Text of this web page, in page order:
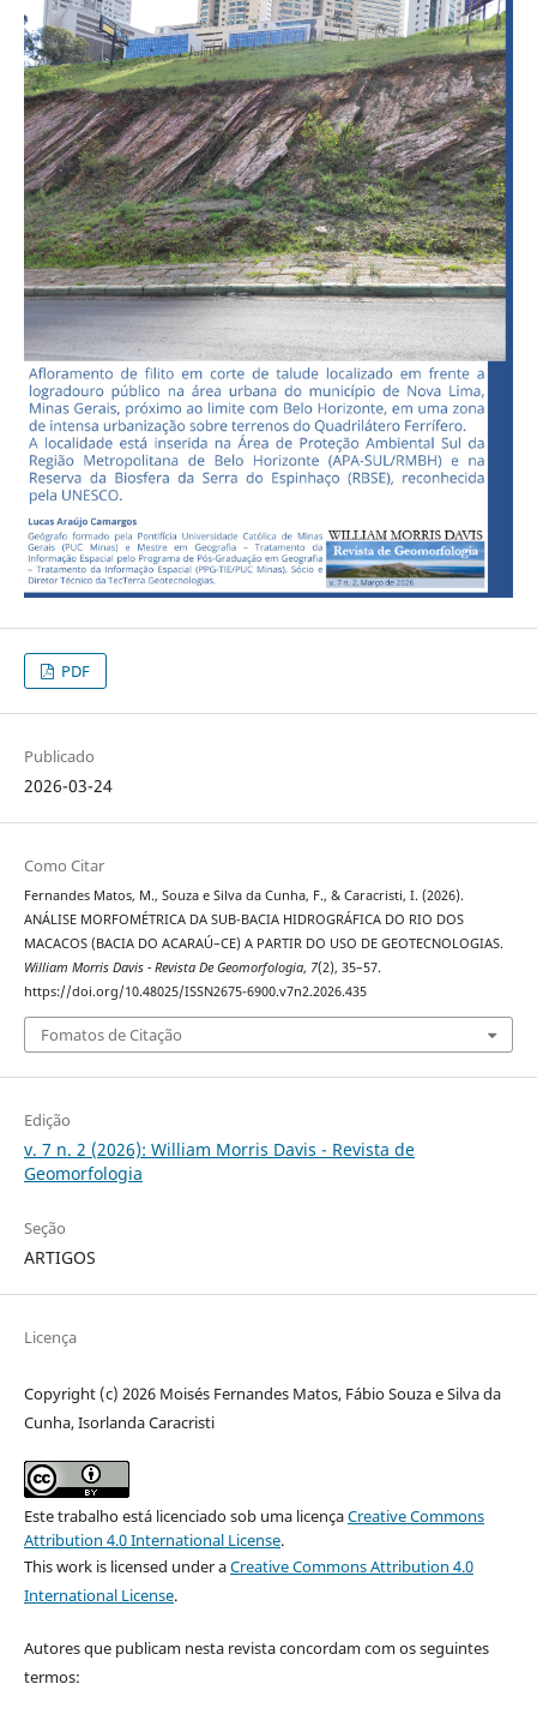
PDF
Publicado
2026-03-24
Como Citar
Fernandes Matos, M., Souza e Silva da Cunha, F., & Caracristi, I. (2026).
ANÁLISE MORFOMÉTRICA DA SUB-BACIA HIDROGRÁFICA DO RIO DOS
MACACOS (BACIA DO ACARAÚ–CE) A PARTIR DO USO DE GEOTECNOLOGIAS.
William Morris Davis - Revista De Geomorfologia, 7(2), 35–57.
https://doi.org/10.48025/ISSN2675-6900.v7n2.2026.435
Fomatos de Citação
Edição
v. 7 n. 2 (2026): William Morris Davis - Revista de
Geomorfologia
Seção
ARTIGOS
Licença
Copyright (c) 2026 Moisés Fernandes Matos, Fábio Souza e Silva da
Cunha, Isorlanda Caracristi
Este trabalho está licenciado sob uma licençaCreative Commons
Attribution 4.0 International License.
This work is licensed under aCreative Commons Attribution 4.0
International License.
Autores que publicam nesta revista concordam com os seguintes
termos: